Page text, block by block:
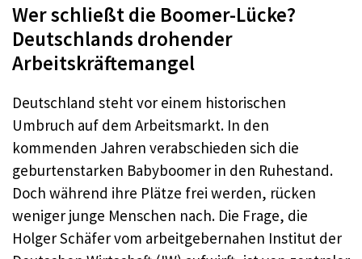
Wer schließt die Boomer-Lücke?
Deutschlands drohender
Arbeitskräftemangel
Deutschland steht vor einem historischen
Umbruch auf dem Arbeitsmarkt. In den
kommenden Jahren verabschieden sich die
geburtenstarken Babyboomer in den Ruhestand.
Doch während ihre Plätze frei werden, rücken
weniger junge Menschen nach. Die Frage, die
Holger Schäfer vom arbeitgebernahen Institut der